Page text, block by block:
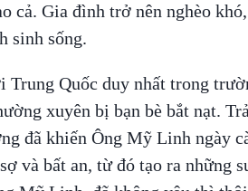
cả. Gia đình trở nên nghèo
sinh sống.
Trung Quốc duy nhất trong
xuyên bị bạn bè bắt nạt.
đã khiến Ông Mỹ Linh ngày
và bất an, từ đó tạo ra những